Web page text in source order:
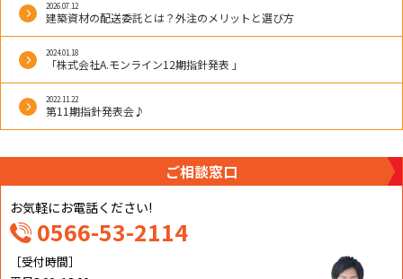
2026.07.12
建築資材の配送委託とは？外注のメリットと選び方
2024.01.18
「株式会社A.モンライン12期指針発表 」
2022.11.22
第11期指針発表会♪
ご相談窓口
お気軽にお電話ください!
0566-53-2114
［受付時間］